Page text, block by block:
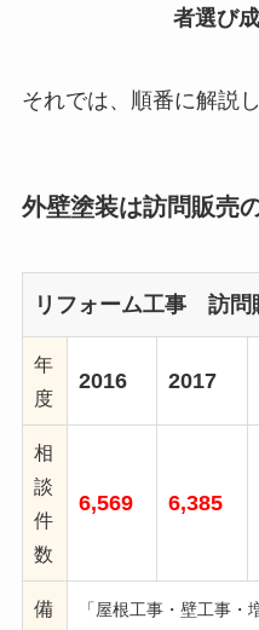
者選び
それでは、順番に解説
外壁塗装は訪問販売
リフォーム工事 訪
年
度
2016 2017
相
談
件
数
6,569 6,385
備
「屋根工事・壁工事